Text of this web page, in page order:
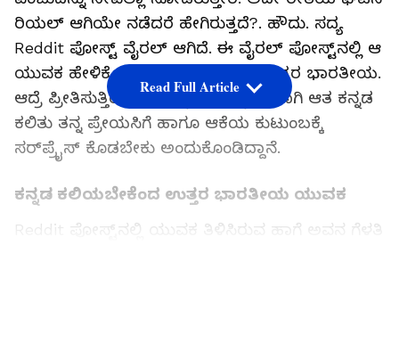
ರಿಯಲ್ ಆಗಿಯೇ ನಡೆದರೆ ಹೇಗಿರುತ್ತದೆ?. ಹೌದು. ಸದ್ಯ
Reddit ಪೋಸ್ಟ್ ವೈರಲ್ ಆಗಿದೆ. ಈ ವೈರಲ್ ಪೋಸ್ಟ್‌ನಲ್ಲಿ ಆ
ಯುವಕ ಹೇಳಿಕೊಂಡಿರುವ ಪ್ರಕಾರ, ಆತ ಉತ್ತರ ಭಾರತೀಯ.
ಆದ್ರೆ ಪ್ರೀತಿಸುತ್ತಿರುವುದು ಕನ್ನಡತಿಯನ್ನ. ಹಾಗಾಗಿ ಆತ ಕನ್ನಡ
ಕಲಿತು ತನ್ನ ಪ್ರೇಯಸಿಗೆ ಹಾಗೂ ಆಕೆಯ ಕುಟುಂಬಕ್ಕೆ
ಸರ್‌ಪ್ರೈಸ್ ಕೊಡಬೇಕು ಅಂದುಕೊಂಡಿದ್ದಾನೆ.
ಕನ್ನಡ ಕಲಿಯಬೇಕೆಂದ ಉತ್ತರ ಭಾರತೀಯ ಯುವಕ
Reddit ಪೋಸ್ಟ್‌ನಲ್ಲಿ ಯುವಕ ತಿಳಿಸಿರುವ ಹಾಗೆ ಅವನ ಗೆಳತಿ
Read Full Article